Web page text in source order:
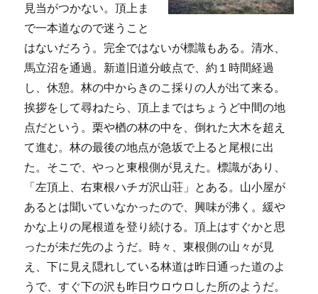
見当がつかない。頂上ま
で一本道なので迷うこと
はないだろう。完全ではないが標識もある。清水、
馬立沼を通過。新道旧道分岐点で、約１時間経過
し、休憩。林の中からきのこ採りの人が出て来る。
挨拶をして尋ねたら、頂上まではちょうど中間の地
点だという。栗や楢の林の中を、倒れた大木を超え
て進む。林の最後の地点が急坂で上ると尾根に出
た。そこで、やっと東根側が見えた。標識があり、
「左頂上、右東根ハチガ沢山荘」とある。山小屋が
あるとは聞いていなかったので、興味が沸く。緩や
かな上りの尾根道を登り続ける。頂上はすぐかと思
ったが未だ先のようだ。時々、東根側の山々が見
え、下に見え隠れしている林道は昨日通った道のよ
うで、すぐ下の沢も昨日ウロウロした所のようだ。